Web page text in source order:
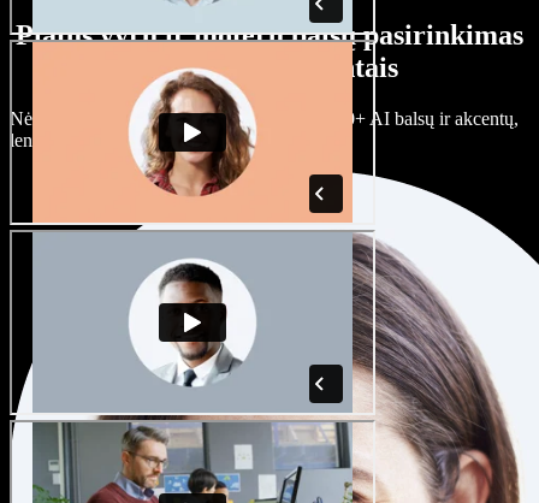
Platus vyrų ir moterų balsų pasirinkimas
su įvairiais akcentais
Nėra dviejų vienodų projektų. Rinkitės iš 100+ AI balsų ir akcentų,
lengvai juos prisitaikykite.